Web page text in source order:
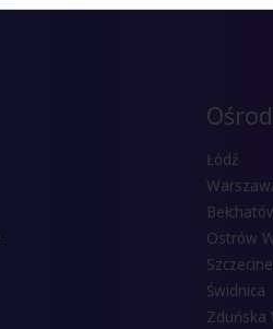
Łódź
Ostrów
Świdnica
Zduńska